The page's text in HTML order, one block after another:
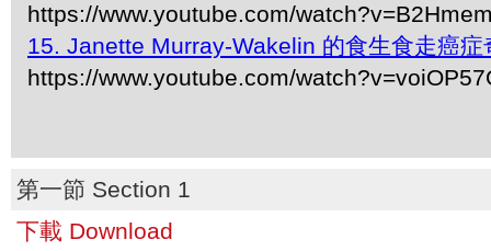
https://www.youtube.com/
15. Janette Murray-Wakelin 的食生食走癌症
https://www.youtube.com/
第一節 Section 1
下載 Download